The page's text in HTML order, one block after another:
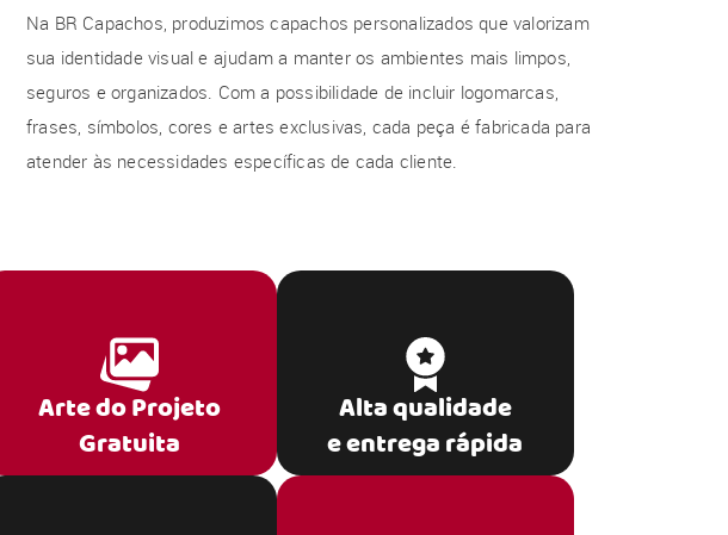
Na BR Capachos, produzimos capachos personalizados que valorizam
sua identidade visual e ajudam a manter os ambientes mais limpos,
seguros e organizados. Com a possibilidade de incluir logomarcas,
frases, símbolos, cores e artes exclusivas, cada peça é fabricada para
atender às necessidades específicas de cada cliente.
Arte do Projeto
Gratuita
Alta qualidade
e entrega rápida